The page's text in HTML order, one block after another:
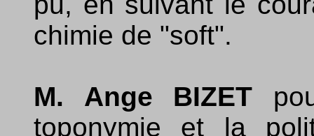
chimie de "soft".
M. Ange BIZET
toponymie et la